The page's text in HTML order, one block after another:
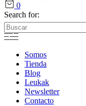
0
Search for:
Somos
Tienda
Blog
Leukak
Newsletter
Contacto